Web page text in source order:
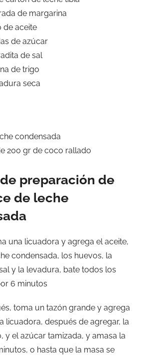
de margarina
de aceite
de azúcar
de sal
de trigo
seca
condensada
200 gr de coco rallado
preparación de
de leche
una licuadora y agrega el aceite,
condensada, los huevos, la
y la levadura, bate todos los
6 minutos
toma un tazón grande y agrega
licuadora, después de agregar, la
y el azúcar tamizada, y amasa la
o hasta que la masa se